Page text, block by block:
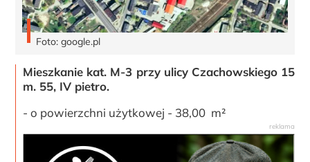
Foto: google.pl
Mieszkanie kat. M-3 przy ulicy Czachowskiego 15
m. 55, IV pietro.
- o powierzchni użytkowej - 38,00 m²